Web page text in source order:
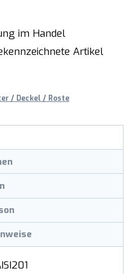
im Handel
Artikel
/ Deckel / Roste